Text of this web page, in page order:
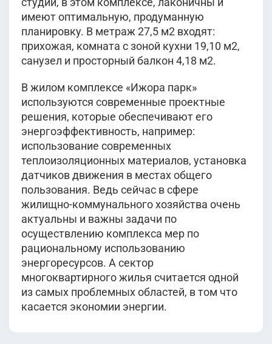
имеют оптимальную, продуманную
планировку. В метраж 27,5 м2 входят:
прихожая, комната с зоной кухни 19,10 м2,
санузел и просторный балкон 4,18 м2.
В жилом комплексе «Ижора парк»
используются современные проектные
решения, которые обеспечивают его
энергоэффективность, например:
использование современных
теплоизоляционных материалов, установка
датчиков движения в местах общего
пользования. Ведь сейчас в сфере
жилищно-коммунального хозяйства очень
актуальны и важны задачи по
осуществлению комплекса мер по
рациональному использованию
энергоресурсов. А сектор
многоквартирного жилья считается одной
из самых проблемных областей, в том что
касается экономии энергии.